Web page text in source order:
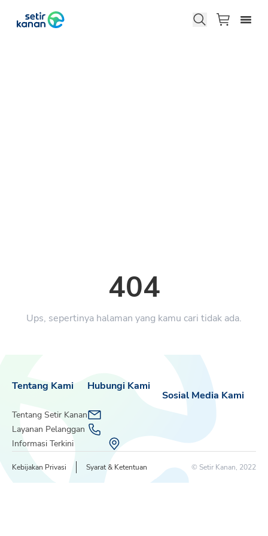
404
Ups, sepertinya halaman yang kamu cari tidak ada.
Tentang Kami
Tentang Setir Kanan
Layanan Pelanggan
Informasi Terkini
Sosial Media Kami
Hubungi Kami
Kebijakan Privasi Syarat & Ketentuan © Setir Kanan, 2022